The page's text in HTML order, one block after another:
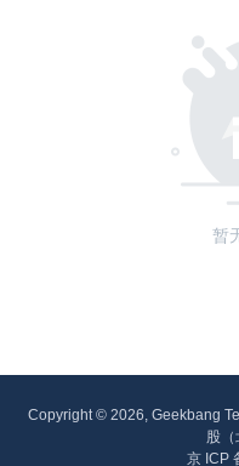
暂
Copyright © 2026, Geekbang
股（
京 ICP